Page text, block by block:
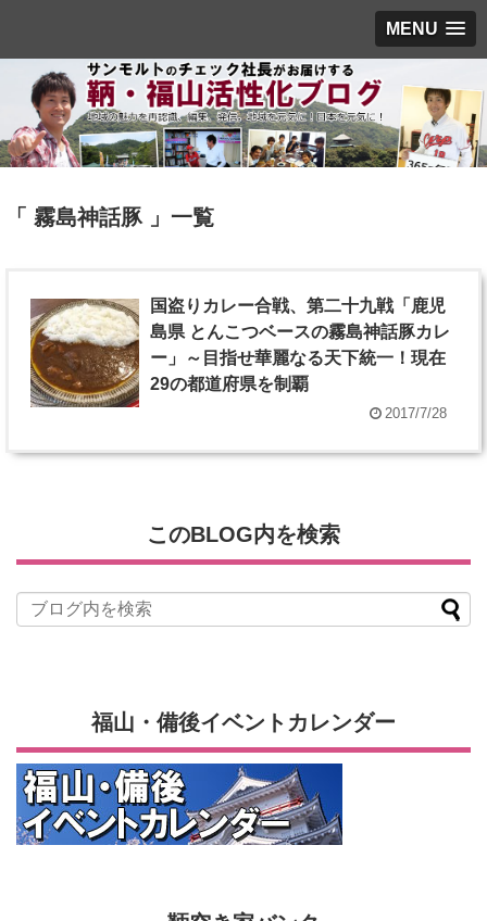
MENU
「 霧島神話豚 」一覧
国盗りカレー合戦、第二十九戦「鹿児
島県 とんこつベースの霧島神話豚カレ
ー」～目指せ華麗なる天下統一！現在
29の都道府県を制覇
2017/7/28
このBLOG内を検索
福山・備後イベントカレンダー